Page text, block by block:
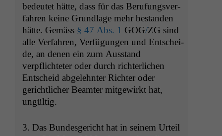
bedeutet hätte, dass für das Beru­fungsver­
fahren keine Grund­lage mehr bestanden
hätte. Gemäss § 47 Abs. 1 GOG/ZG sind
alle Ver­fahren, Ver­fü­gun­gen und Entschei­
de, an denen ein zum Aus­stand
verpflichteter oder durch richter­lichen
Entscheid abgelehn­ter Richter oder
gerichtlich­er Beamter mit­gewirkt hat,
ungültig.
3. Das Bun­des­gericht hat in seinem Urteil
Notwendige
Cookies
Diese
Cookies sind
nicht
optional, es
braucht sie,
damit die
Website
werden kann.